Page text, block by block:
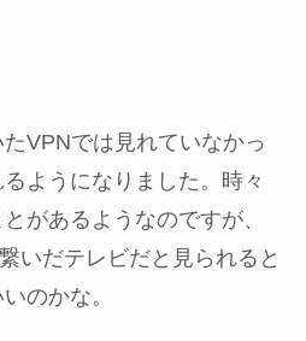
VPNでは見れていなかっ
ようになりました。時々
があるようなのですが、
いだテレビだと見られると
のかな。